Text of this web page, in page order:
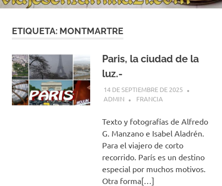
ETIQUETA: MONTMARTRE
Paris, la ciudad de la
luz.-
14 DE SEPTIEMBRE DE 2025
ADMIN
FRANCIA
Texto y fotografías de Alfredo
G. Manzano e Isabel Aladrén.
Para el viajero de corto
recorrido. París es un destino
especial por muchos motivos.
Otra forma[…]